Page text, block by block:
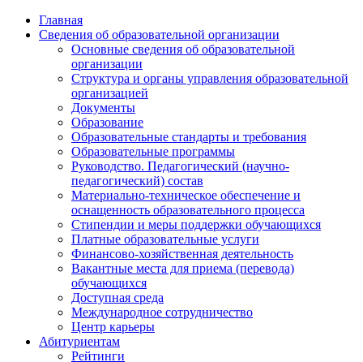
Главная
Сведения об образовательной организации
Основные сведения об образовательной
организации
Структура и органы управления образовательной
организацией
Документы
Образование
Образовательные стандарты и требования
Образовательные программы
Руководство. Педагогический (научно-
педагогический) состав
Материально-техническое обеспечение и
оснащенность образовательного процесса
Стипендии и меры поддержки обучающихся
Платные образовательные услуги
Финансово-хозяйственная деятельность
Вакантные места для приема (перевода)
обучающихся
Доступная среда
Международное сотрудничество
Центр карьеры
Абитуриентам
Рейтинги